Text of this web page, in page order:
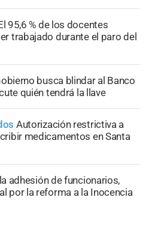
95,6 % de los docentes
trabajado durante el paro del
busca blindar al Banco
quién tendrá la llave
Autorización restrictiva a
medicamentos en Santa
adhesión de funcionarios,
por la reforma a la Inocencia